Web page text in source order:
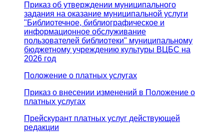
Приказ об утверждении муниципального
задания на оказание муниципальной услуги
"Библиотечное, библиографическое и
информационное обслуживание
пользователей библиотеки" муниципальному
бюджетному учреждению культуры ВЦБС на
2026 год
Положение о платных услугах
Приказ о внесении изменений в Положение о
платных услугах
Прейскурант платных услуг действующей
редакции